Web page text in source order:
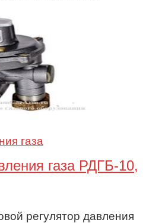
газа
газа РДГБ-10,
регулятор давления